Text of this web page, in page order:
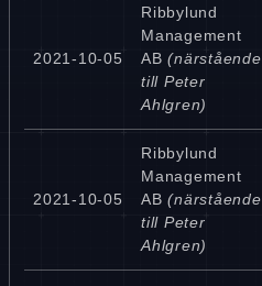
2021-10-05
Ribbylund
Management
AB (närstående
till Peter
Ahlgren)
2021-10-05
Ribbylund
Management
AB (närstående
till Peter
Ahlgren)